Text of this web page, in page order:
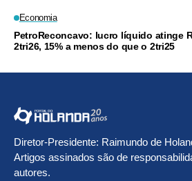
Economia
PetroReconcavo: lucro líquido atinge
2tri26, 15% a menos do que o 2tri25
Diretor-Presidente: Raimundo de
Artigos assinados são de
autores.